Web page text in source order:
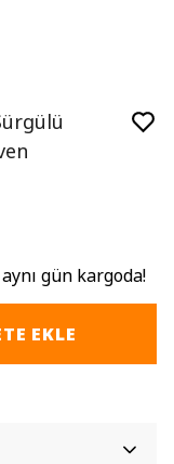
gün kargoda!
EKLE